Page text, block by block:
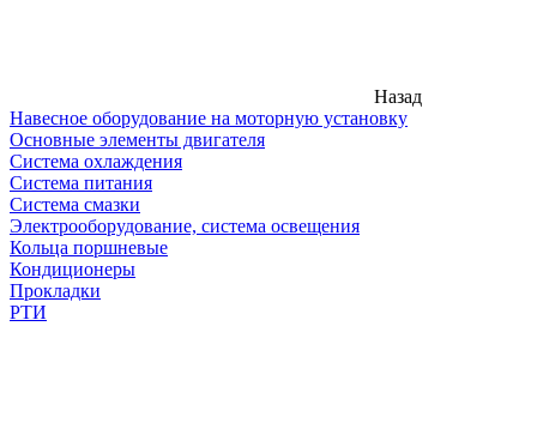
Назад
Навесное оборудование на моторную установку
Основные элементы двигателя
Система охлаждения
Система питания
Система смазки
Электрооборудование, система освещения
Кольца поршневые
Кондиционеры
Прокладки
РТИ